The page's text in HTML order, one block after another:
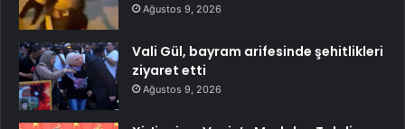
Ağustos 9, 2026
Vali Gül, bayram arifesinde şehitlikleri
ziyaret etti
Ağustos 9, 2026